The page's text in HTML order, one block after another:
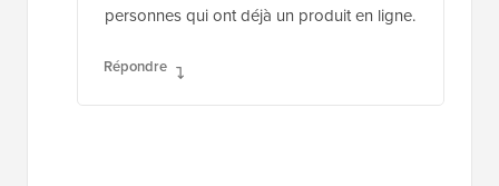
personnes qui ont déjà un produit en ligne.
Répondre